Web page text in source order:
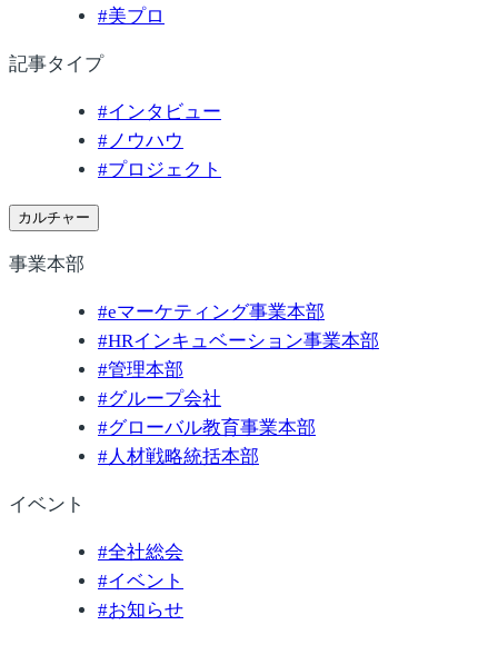
#美プロ
記事タイプ
#インタビュー
# ノウハウ
#プロジェクト
カルチャー
事業本部
#eマーケティング事業本部
#HRインキュベーション事業本部
#管理本部
#グループ会社
#グローバル教育事業本部
#人材戦略統括本部
イベント
#全社総会
#イベント
#お知らせ